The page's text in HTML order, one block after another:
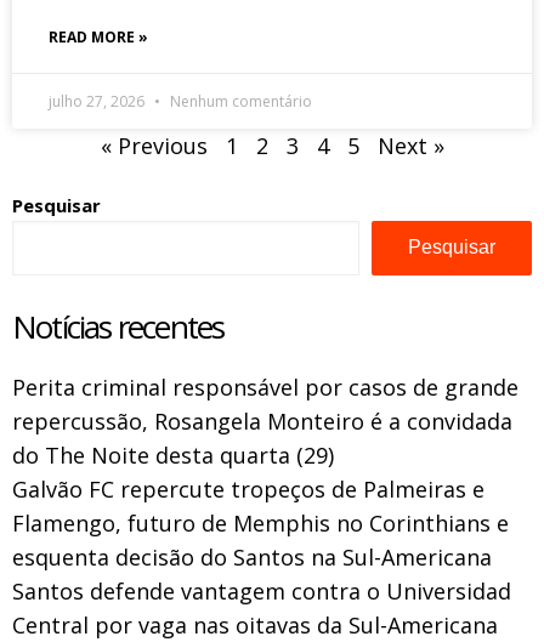
READ MORE »
julho 27, 2026 Nenhum comentário
« Previous 1 2 3 4 5 Next »
Pesquisar
Pesquisar
Notícias recentes
Perita criminal responsável por casos de grande
repercussão, Rosangela Monteiro é a convidada
do The Noite desta quarta (29)
Galvão FC repercute tropeços de Palmeiras e
Flamengo, futuro de Memphis no Corinthians e
esquenta decisão do Santos na Sul-Americana
Santos defende vantagem contra o Universidad
Central por vaga nas oitavas da Sul-Americana